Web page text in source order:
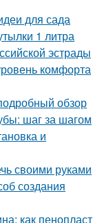
для сада
1 литра
эстрады
комфорта
обзор
шаг за шагом
и
своими руками
создания
как пенопласт